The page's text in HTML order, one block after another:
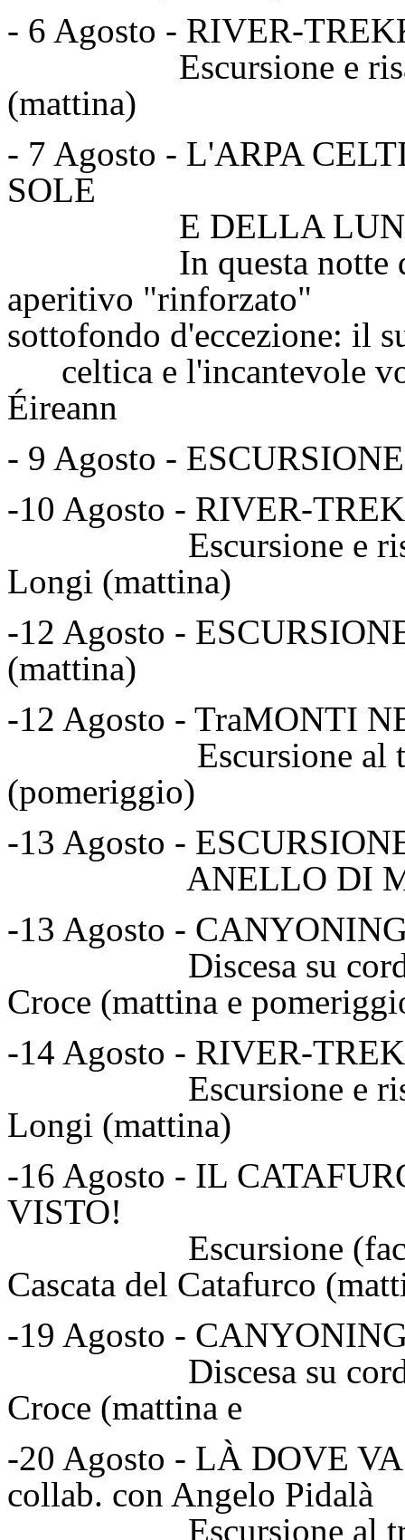
- 6 Agosto - RIVER-
Escursione e risalita
(mattina)
- 7 Agosto - L'ARPA
SOLE
E DELLA
In questa notte di
aperitivo
sottofondo
celtica e l'incantevole
Éireann
- 9 Agosto -
-10 Agosto - RIVER-
Escursione e
Longi (mattina)
-12 Agosto -
(mattina)
-12 Agosto - TraMONTI
Escursione al
(pomeriggio)
-13 Agosto -
ANELLO DI
-13 Agosto -
Discesa su corda
Croce (mattina e
-14 Agosto - RIVER-
Escursione e
Longi (mattina)
-16 Agosto - IL
VISTO!
Escursione
Cascata del Catafurco
-19 Agosto -
Discesa su corda
Croce (mattina
-20 Agosto - LÀ DOVE
collab. con Angelo Pidalà
Escursione al